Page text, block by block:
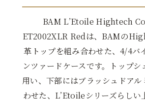
BAM L’Etoile Hightech
ET2002XLR Redは、BAMの
革トップを組み合わせた、4/4バ
ンツァードケースです。トップ
用い、下部にはブラッシュドア
わせた、L’Etoileシリーズらしい